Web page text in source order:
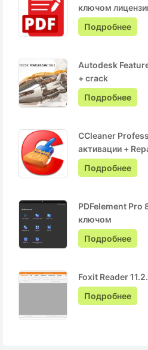
ключом
Подробнее
Autodesk
+ crack
Подробнее
CCleaner
активации +
Подробнее
PDFelement Pro
ключом
Подробнее
Foxit Reader
Подробнее